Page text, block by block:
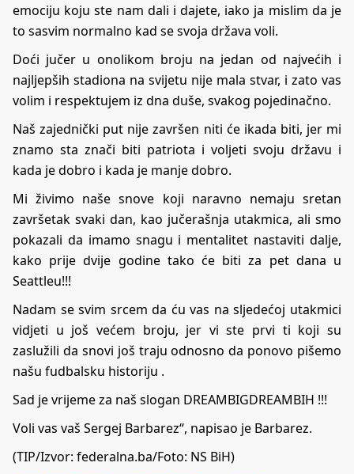
emociju koju ste nam dali i dajete, iako ja mislim da je
to sasvim normalno kad se svoja država voli.
Doći jučer u onolikom broju na jedan od najvećih i
najljepših stadiona na svijetu nije mala stvar, i zato vas
volim i respektujem iz dna duše, svakog pojedinačno.
Naš zajednički put nije završen niti će ikada biti, jer mi
znamo sta znači biti patriota i voljeti svoju državu i
kada je dobro i kada je manje dobro.
Mi živimo naše snove koji naravno nemaju sretan
završetak svaki dan, kao jučerašnja utakmica, ali smo
pokazali da imamo snagu i mentalitet nastaviti dalje,
kako prije dvije godine tako će biti za pet dana u
Seattleu!!!
Nadam se svim srcem da ću vas na sljedećoj utakmici
vidjeti u još većem broju, jer vi ste prvi ti koji su
zaslužili da snovi još traju odnosno da ponovo pišemo
našu fudbalsku historiju .
Sad je vrijeme za naš slogan DREAMBIGDREAMBIH !!!
Voli vas vaš Sergej Barbarez“, napisao je Barbarez.
(TIP/Izvor: federalna.ba/Foto: NS BiH)